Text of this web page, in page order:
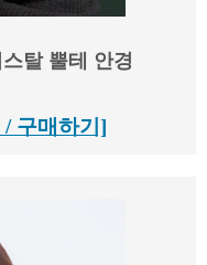
탈 뿔테 안경
구매하기]